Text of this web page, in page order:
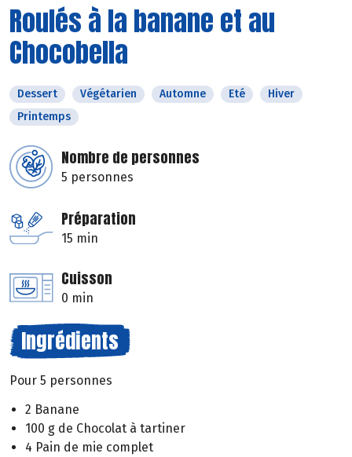
Roulés à la banane et au
Chocobella
Dessert Végétarien Automne Eté
Hiver
Printemps
Nombre de personnes
5 personnes
Préparation
15 min
Cuisson
0 min
Ingrédients
Pour 5 personnes
2 Banane
100 g de Chocolat à tartiner
4 Pain de mie complet